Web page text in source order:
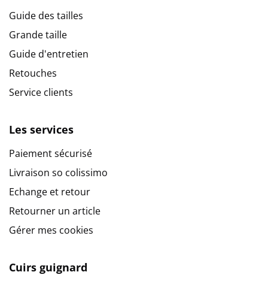
Guide des tailles
Grande taille
Guide d'entretien
Retouches
Service clients
Les services
Paiement sécurisé
Livraison so colissimo
Echange et retour
Retourner un article
Gérer mes cookies
Cuirs guignard